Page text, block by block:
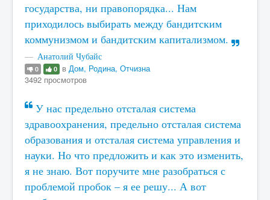
государства, ни правопорядка... Нам
приходилось выбирать между бандитским
коммунизмом и бандитским капитализмом.
Анатолий Чубайс
0 0 в Дом, Родина, Отчизна
3492 просмотров
У нас предельно отсталая система
здравоохранения, предельно отсталая система
образования и отсталая система управления и
науки. Но что предложить и как это изменить,
я не знаю. Вот поручите мне разобраться с
проблемой пробок – я ее решу... А вот